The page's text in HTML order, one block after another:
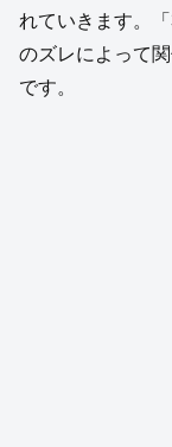
れていきます。
のズレによって
です。